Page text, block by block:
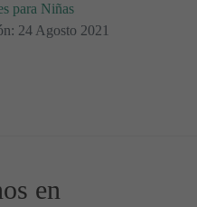
para Niñas
24 Agosto 2021
del nombre Zulema
en